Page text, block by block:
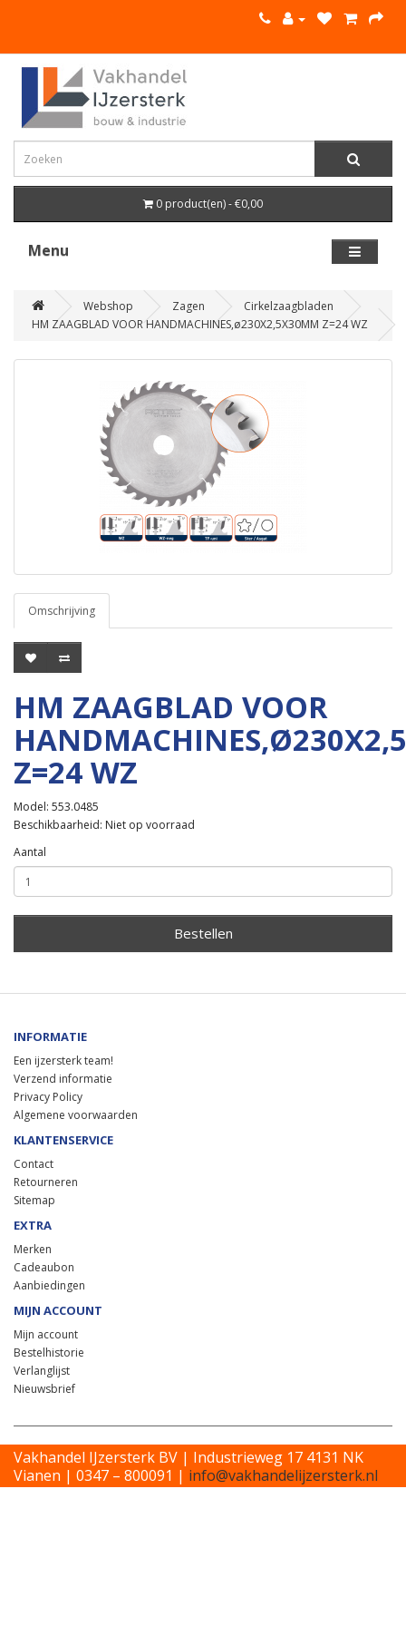
0 product(en) - €0,00
Menu
Webshop Zagen
Cirkelzaagbladen
HM ZAAGBLAD VOOR HANDMACHINES,ø230X2,5X30MM Z=24 WZ
Omschrijving
HM ZAAGBLAD VOOR
Z=24 WZ
Model: 553.0485
Beschikbaarheid: Niet op voorraad
Aantal
Bestellen
INFORMATIE
Een ijzersterk team!
Verzend informatie
Privacy Policy
Algemene voorwaarden
KLANTENSERVICE
Contact
Retourneren
Sitemap
EXTRA
Merken
Cadeaubon
Aanbiedingen
MIJN ACCOUNT
Mijn account
Bestelhistorie
Verlanglijst
Nieuwsbrief
Vakhandel IJzersterk BV | Industrieweg 17 4131 NK
Vianen | 0347 – 800091 | info@vakhandelijzersterk.nl